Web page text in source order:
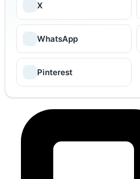
X
WhatsApp
Pinterest